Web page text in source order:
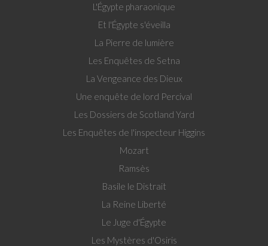
L'Égypte pharaonique
Et l'Égypte s'éveilla
La Pierre de lumière
Les Enquêtes de Setna
La Vengeance des Dieux
Une enquête de lord Percival
Les Dossiers de Scotland Yard
Les Enquêtes de l'inspecteur Higgins
Mozart
Ramsès
Basile le Distrait
La Reine Liberté
Le Juge d'Égypte
Les Mystères d'Osiris